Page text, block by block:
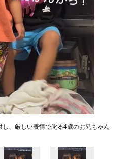
、厳しい表情で叱る4歳のお兄ちゃん